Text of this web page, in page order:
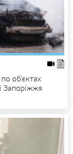
об’єктах
Запоріжжя